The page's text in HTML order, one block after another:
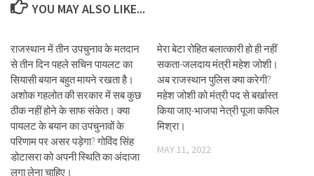
YOU MAY ALSO LIKE...
राजस्थान में तीन उपचुनाव के मतदान
से तीन दिन पहले सचिन पायलट का
सियासी बयान बहुत मायने रखता है।
अशोक गहलोत की सरकार में सब कुछ
ठीक नहीं होने के साफ संकेत। क्या
पायलट के बयान का उपचुनावों के
परिणाम पर असर पड़ेगा? गोविंद सिंह
डोटासरा को अपनी स्थिति का अंदाजा
लगा लेना चाहिए।
मेरा बेटा रोहित बलात्कारी हो ही नहीं
सकता-जलदाय मंत्री महेश जोशी।
अब राजस्थान पुलिस क्या करेगी?
महेश जोशी को मंत्री पद से बर्खास्त
किया जाए-भाजपा नेत्री पूजा कपिल
मिश्रा।
MAY 11, 2022